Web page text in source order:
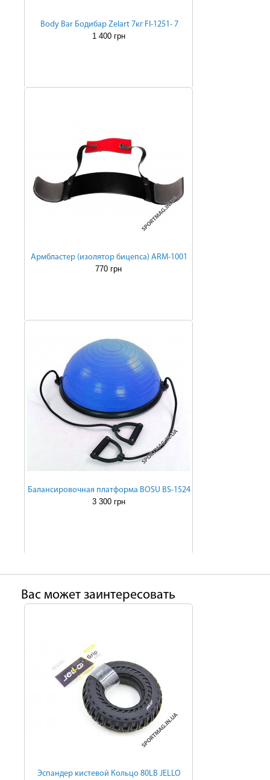
Body Bar Бодибар Zelart 7кг FI-1251- 7
1 400 грн
Армбластер (изолятор бицепса) ARM-1001
770 грн
Балансировочная платформа BOSU BS-1524
3 300 грн
Ваc может заинтересовать
Эспандер кистевой Кольцо 80LB JELLO